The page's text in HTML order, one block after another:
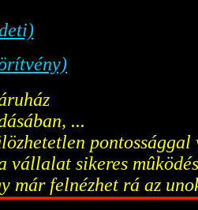
...
vállalat sikeres
már felnézhet rá az